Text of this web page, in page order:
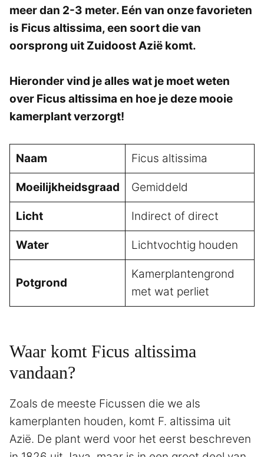
meer dan 2-3 meter. Eén van onze favorieten
is Ficus altissima, een soort die van
oorsprong uit Zuidoost Azië komt.
Hieronder vind je alles wat je moet weten
over Ficus altissima en hoe je deze mooie
kamerplant verzorgt!
Naam Ficus altissima
Moeilijkheidsgraad Gemiddeld
Licht Indirect of direct
Water Lichtvochtig houden
Potgrond
Kamerplantengrond
met wat perliet
Waar komt Ficus altissima
vandaan?
Zoals de meeste Ficussen die we als
kamerplanten houden, komt F. altissima uit
Azië. De plant werd voor het eerst beschreven